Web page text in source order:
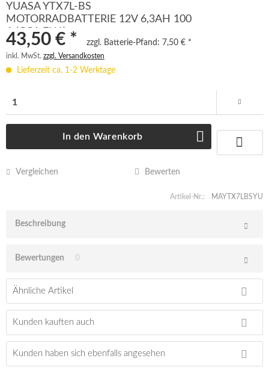
YUASA YTX7L-BS
MOTORRADBATTERIE 12V 6,3AH 100
A (CCA EN1)
43,50 € * zzgl. Batterie-Pfand: 7,50 € *
inkl. MwSt. zzgl. Versandkosten
Lieferzeit ca. 1-2 Werktage
In den Warenkorb
Vergleichen Bewerten
Artikel-Nr.: MAYTX7LBSYU
Beschreibung
Bewertungen 0
Ähnliche Artikel
Kunden kauften auch
Kunden haben sich ebenfalls angesehen